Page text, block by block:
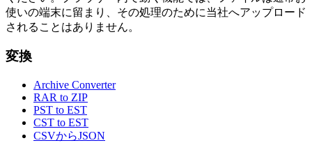
使いの端末に留まり、その処理のために当社へアップロード
されることはありません。
変換
Archive Converter
RAR to ZIP
PST to EST
CST to EST
CSVからJSON